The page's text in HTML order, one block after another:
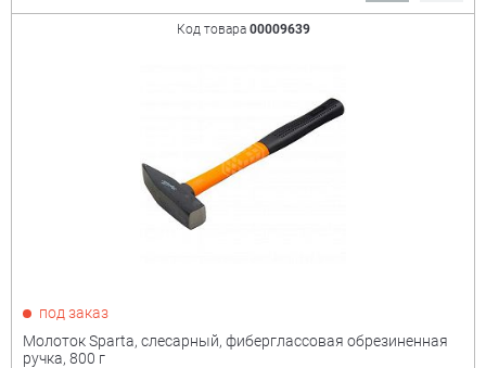
Код товара 00009639
под заказ
Молоток Sparta, слесарный, фиберглассовая обрезиненная
ручка, 800 г